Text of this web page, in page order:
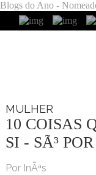
Blogs do Ano -
MULHER
10 COISAS
SI - SÃ³
Por InÃªs